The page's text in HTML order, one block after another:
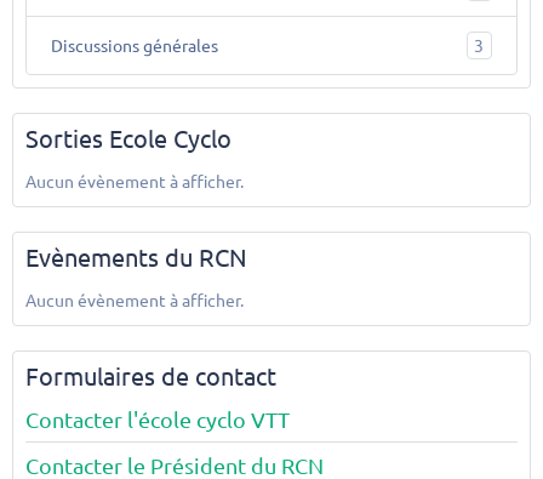
Discussions générales 3
Sorties Ecole Cyclo
Aucun évènement à afficher.
Evènements du RCN
Aucun évènement à afficher.
Formulaires de contact
Contacter l'école cyclo VTT
Contacter le Président du RCN